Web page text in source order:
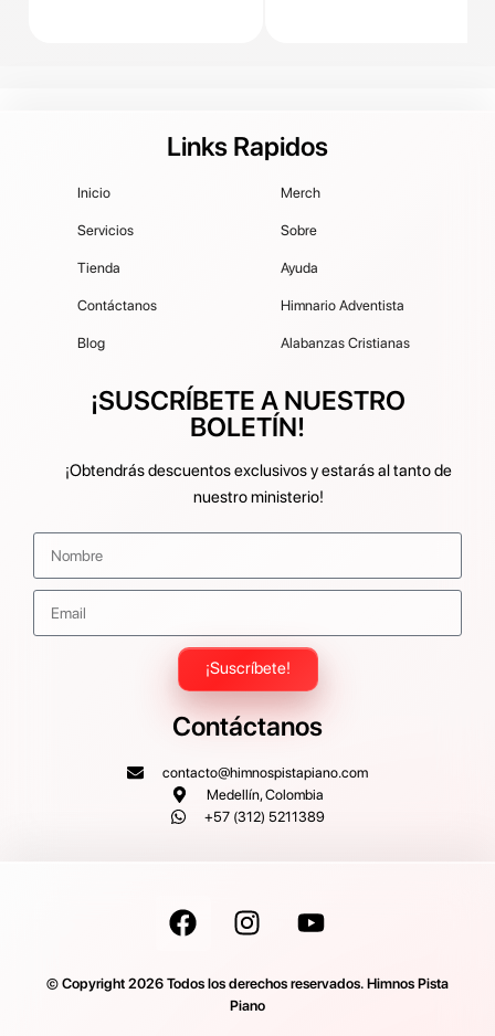
Links Rapidos
Inicio
Servicios
Tienda
Contáctanos
Blog
Merch
Sobre
Ayuda
Himnario Adventista
Alabanzas Cristianas
¡SUSCRÍBETE A NUESTRO
BOLETÍN!
¡Obtendrás descuentos exclusivos y estarás al tanto de
nuestro ministerio!
¡Suscríbete!
Contáctanos
contacto@himnospistapiano.com
Medellín, Colombia
+57 (312) 5211389
© Copyright 2026 Todos los derechos reservados. Himnos Pista
Piano